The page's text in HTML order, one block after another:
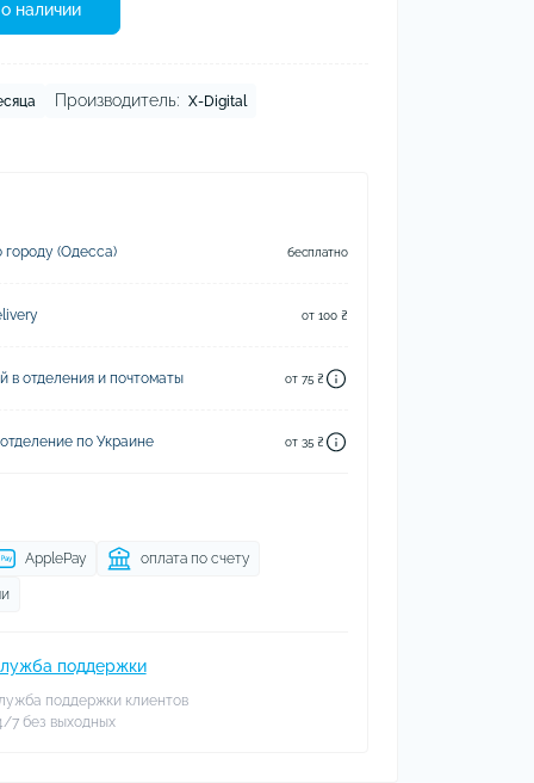
наличии
Производитель: X-Digital
городу (Одесса) бесплатно
от 100 ₴
в отделения и почтоматы от 75 ₴
по Украине от 35 ₴
ApplePay оплата по счету
поддержки
поддержки клиентов
7 без выходных